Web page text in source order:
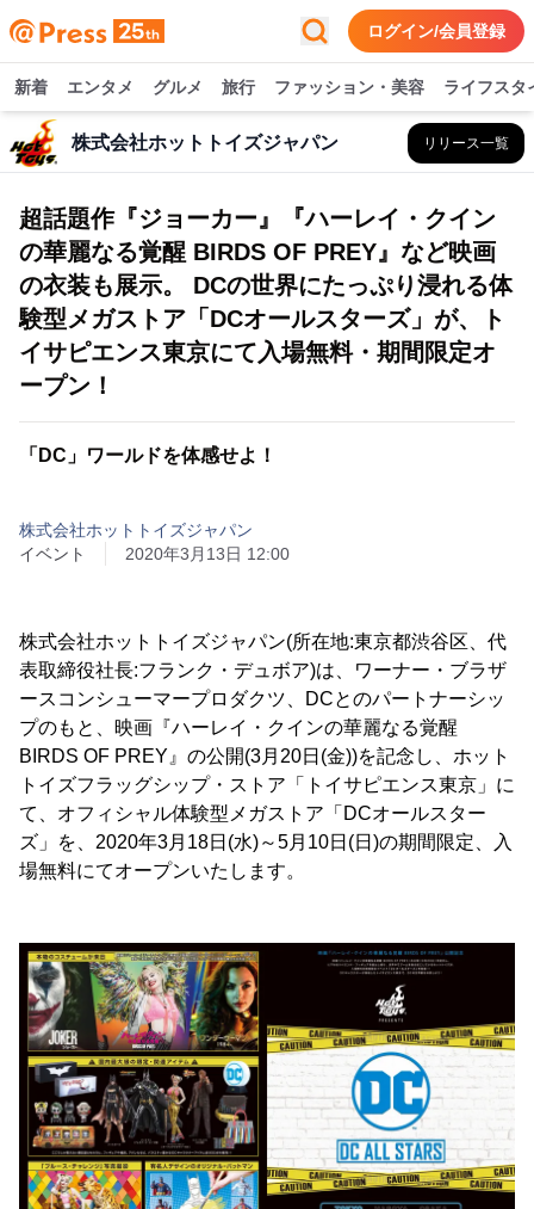
ログイン/会員登録
新着 エンタメ グルメ 旅行 ファッション・美容 ライフスタ
株式会社ホットトイズジャパン リリース一覧
超話題作『ジョーカー』『ハーレイ・クイン
の華麗なる覚醒 BIRDS OF PREY』など映画
の衣装も展示。 DCの世界にたっぷり浸れる体
験型メガストア「DCオールスターズ」が、ト
イサピエンス東京にて入場無料・期間限定オ
ープン！
「DC」ワールドを体感せよ！
株式会社ホットトイズジャパン
イベント
2020年3月13日 12:00
株式会社ホットトイズジャパン(所在地:東京都渋谷区、代
表取締役社長:フランク・デュボア)は、ワーナー・ブラザ
ースコンシューマープロダクツ、DCとのパートナーシッ
プのもと、映画『ハーレイ・クインの華麗なる覚醒
BIRDS OF PREY』の公開(3月20日(金))を記念し、ホット
トイズフラッグシップ・ストア「トイサピエンス東京」に
て、オフィシャル体験型メガストア「DCオールスター
ズ」を、2020年3月18日(水)～5月10日(日)の期間限定、入
場無料にてオープンいたします。